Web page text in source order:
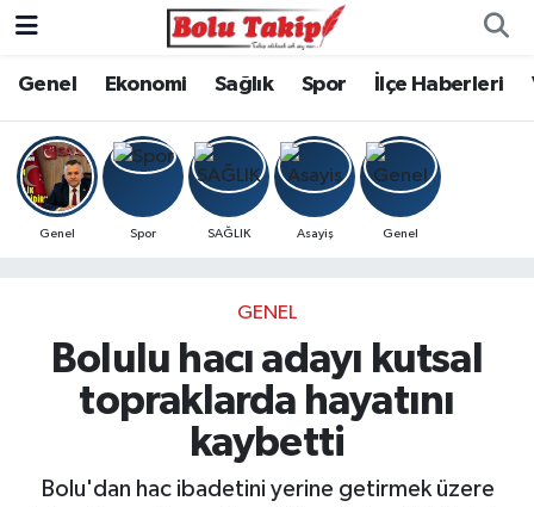
Genel Ekonomi Sağlık Spor İlçe Haberleri
Genel Spor SAĞLIK Asayiş Genel
GENEL
Bolulu hacı adayı kutsal
topraklarda hayatını
kaybetti
Bolu'dan hac ibadetini yerine getirmek üzere